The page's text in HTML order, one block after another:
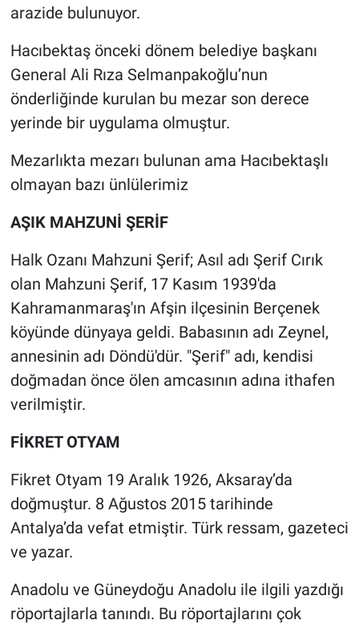
arazide bulunuyor.
Hacıbektaş önceki dönem belediye başkanı
General Ali Rıza Selmanpakoğlu’nun
önderliğinde kurulan bu mezar son derece
yerinde bir uygulama olmuştur.
Mezarlıkta mezarı bulunan ama Hacıbektaşlı
olmayan bazı ünlülerimiz
AŞIK MAHZUNİ ŞERİF
Halk Ozanı Mahzuni Şerif; Asıl adı Şerif Cırık
olan Mahzuni Şerif, 17 Kasım 1939'da
Kahramanmaraş'ın Afşin ilçesinin Berçenek
köyünde dünyaya geldi. Babasının adı Zeynel,
annesinin adı Döndü'dür. "Şerif" adı, kendisi
doğmadan önce ölen amcasının adına ithafen
verilmiştir.
FİKRET OTYAM
Fikret Otyam 19 Aralık 1926, Aksaray’da
doğmuştur. 8 Ağustos 2015 tarihinde
Antalya’da vefat etmiştir. Türk ressam, gazeteci
ve yazar.
Anadolu ve Güneydoğu Anadolu ile ilgili yazdığı
röportajlarla tanındı. Bu röportajlarını çok